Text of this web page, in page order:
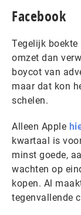
Facebook
Tegelijk
omzet dan
boycot van
maar dat kon
schelen.
Alleen Apple
kwartaal is
minst goede,
wachten op
kopen. Al
tegenvallende